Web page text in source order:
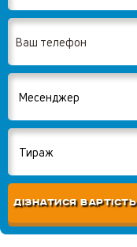
ДІЗНАТИСЯ ВАРТІСТЬ